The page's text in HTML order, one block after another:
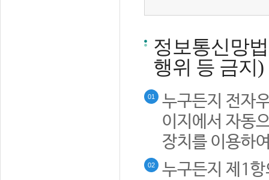
정보통신망
행위 등 금지)
01
누구든지 전자
이지에서 자동
장치를 이용하
02
누구든지 제1